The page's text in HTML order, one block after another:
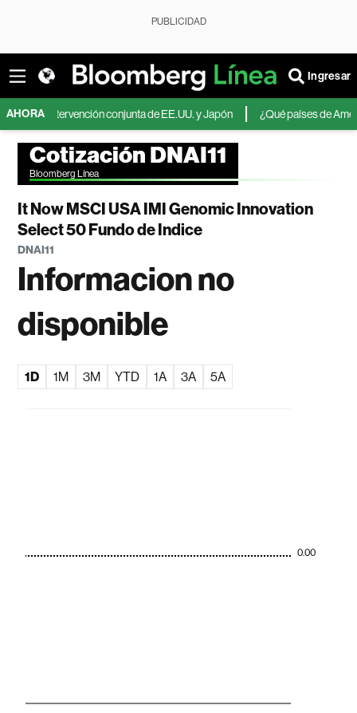
PUBLICIDAD
Ingresar
AHORA
intervención conjunta de EE.UU. y Japón ¿Qué países de América
Cotización DNAI11
Bloomberg Línea
It Now MSCI USA IMI Genomic Innovation
Select 50 Fundo de Indice
DNAI11
Informacion no
disponible
1D 1M 3M YTD 1A 3A 5A
0.00